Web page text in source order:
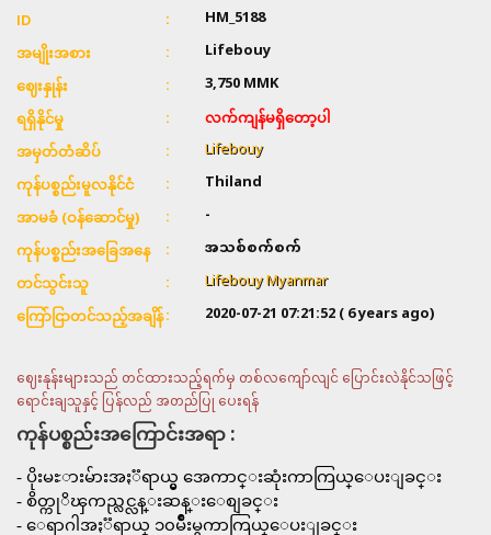
ID HM_5188
အမျိုးအစား Lifebouy
ဈေးနှုန်း 3,750MMK
ရရှိနိုင်မှု
လက်ကျန်မရှိတော့ပါ
အမှတ်တံဆိပ်
Lifebouy
ကုန်ပစ္စည်းမူလနိုင်ငံ Thiland
အာမခံ (ဝန်ဆောင်မှု) -
ကုန်ပစ္စည်းအခြေအနေ အသစ်စက်စက်
တင်သွင်းသူ Lifebouy Myanmar
ကြော်ငြာတင်သည့်အချိန် 2020-07-21 07:21:52( 6 years ago)
ဈေးနုန်းများသည် တင်ထားသည့်ရက်မှ တစ်လကျော်လျင် ပြောင်းလဲနိုင်သဖြင့်
ရောင်းချသူနှင့် ပြန်လည် အတည်ပြု ပေးရန်
ကုန်ပစ္စည်းအကြောင်းအရာ :
- ပိုးမႊားမ်ားအႏၱရာယ္မွ အေကာင္းဆုံးကာကြယ္ေပးျခင္း
- စိတ္ကုိၾကည္လင္လန္းဆန္းေစျခင္း
- ေရာဂါအႏၱရာယ္ ၁၀မ်ဳိးမွကာကြယ္ေပးျခင္း